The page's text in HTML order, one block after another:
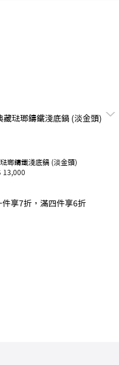
瑯鑄鐵淺底鍋 (淡金頭)
13,000
件享7折，滿四件享6折